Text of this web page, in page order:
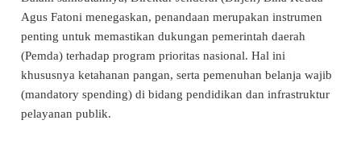
Agus Fatoni menegaskan, penandaan merupakan instrumen
penting untuk memastikan dukungan pemerintah daerah
(Pemda) terhadap program prioritas nasional. Hal ini
khususnya ketahanan pangan, serta pemenuhan belanja wajib
(mandatory spending) di bidang pendidikan dan infrastruktur
pelayanan publik.